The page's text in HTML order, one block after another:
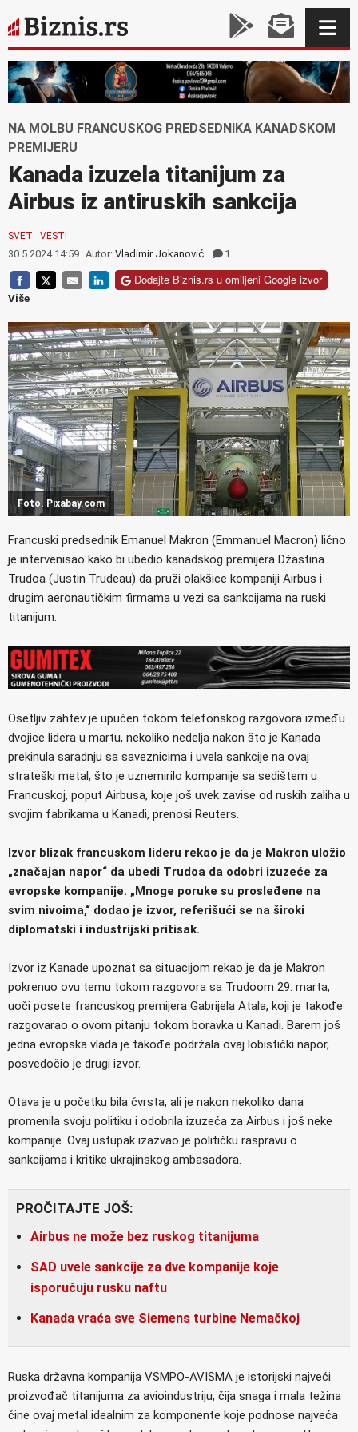
NA MOLBU FRANCUSKOG PREDSEDNIKA KANADSKOM
PREMIJERU
Kanada izuzela titanijum za
Airbus iz antiruskih sankcija
SVET VESTI
30.5.2024 14:59 Autor: Vladimir Jokanović 1
Dodajte Biznis.rs u omiljeni Google izvor
Više
Foto. Pixabay.com
Francuski predsednik Emanuel Makron (Emmanuel Macron) lično
je intervenisao kako bi ubedio kanadskog premijera Džastina
Trudoa (Justin Trudeau) da pruži olakšice kompaniji Airbus i
drugim aeronautičkim firmama u vezi sa sankcijama na ruski
titanijum.
Osetljiv zahtev je upućen tokom telefonskog razgovora između
dvojice lidera u martu, nekoliko nedelja nakon što je Kanada
prekinula saradnju sa saveznicima i uvela sankcije na ovaj
strateški metal, što je uznemirilo kompanije sa sedištem u
Francuskoj, poput Airbusa, koje još uvek zavise od ruskih zaliha u
svojim fabrikama u Kanadi, prenosi Reuters.
Izvor blizak francuskom lideru rekao je da je Makron uložio
„značajan napor“ da ubedi Trudoa da odobri izuzeće za
evropske kompanije. „Mnoge poruke su prosleđene na
svim nivoima,“ dodao je izvor, referišući se na široki
diplomatski i industrijski pritisak.
Izvor iz Kanade upoznat sa situacijom rekao je da je Makron
pokrenuo ovu temu tokom razgovora sa Trudoom 29. marta,
uoči posete francuskog premijera Gabrijela Atala, koji je takođe
razgovarao o ovom pitanju tokom boravka u Kanadi. Barem još
jedna evropska vlada je takođe podržala ovaj lobistički napor,
posvedočio je drugi izvor.
Otava je u početku bila čvrsta, ali je nakon nekoliko dana
promenila svoju politiku i odobrila izuzeća za Airbus i još neke
kompanije. Ovaj ustupak izazvao je političku raspravu o
sankcijama i kritike ukrajinskog ambasadora.
PROČITAJTE JOŠ:
Airbus ne može bez ruskog titanijuma
SAD uvele sankcije za dve kompanije koje
isporučuju rusku naftu
Kanada vraća sve Siemens turbine Nemačkoj
Ruska državna kompanija VSMPO-AVISMA je istorijski najveći
proizvođač titanijuma za avioindustriju, čija snaga i mala težina
čine ovaj metal idealnim za komponente koje podnose najveća